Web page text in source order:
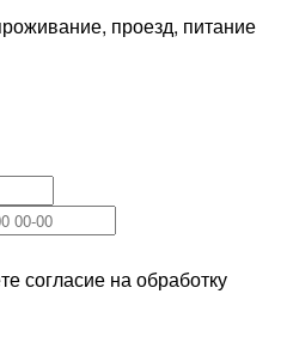
проезд, питание
согласие на обработку